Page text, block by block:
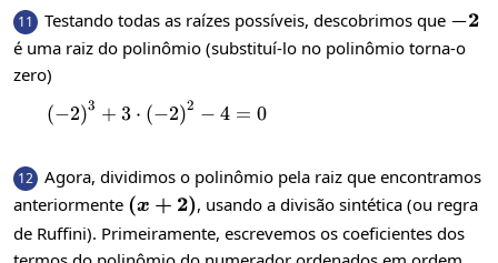
11 Testando todas as raízes possíveis, descobrimos que -2
−2
é uma raiz do polinômio (substituí-lo no polinômio torna-o
zero)
{\left(-2\right)}^{3}+3\cdot {\left(-
(−2)3 + 3 ⋅ (−2)2 − 4 = 0
12 Agora, dividimos o polinômio pela raiz que encontramos
anteriormente \left(x+2\right)
(x + 2), usando a divisão sintética (ou regra
de Ruffini). Primeiramente, escrevemos os coeficientes dos